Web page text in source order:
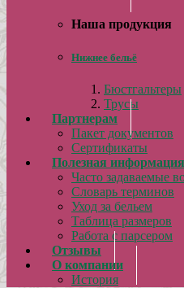
Наша продукция
Нижнее бельё
Бюстгальтеры
Трусы
Партнерам
Пакет документов
Сертификаты
Полезная информация
Часто задаваемые
Словарь терминов
Уход за бельем
Таблица размеров
Работа с парсером
Отзывы
О компании
История